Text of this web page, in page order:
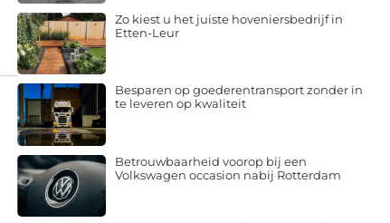
Zo kiest u het juiste hoveniersbedrijf in
Etten-Leur
Besparen op goederentransport zonder in
te leveren op kwaliteit
Betrouwbaarheid voorop bij een
Volkswagen occasion nabij Rotterdam